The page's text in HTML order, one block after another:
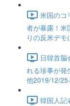
米国のコ
者が暴露！米
りの反米デ
日韓首脳
れる珍事が発
他2019/12/
韓国人記